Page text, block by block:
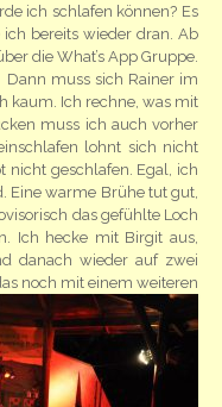
ich schlafen können? Es
bereits wieder dran. Ab
die What’s App Gruppe.
muss sich Rainer im
kaum. Ich rechne, was mit
muss ich auch vorher
lohnt sich nicht
nicht geschlafen. Egal, ich
Eine warme Brühe tut gut,
das gefühlte Loch
Ich hecke mit Birgit aus,
danach wieder auf zwei
noch mit einem weiteren